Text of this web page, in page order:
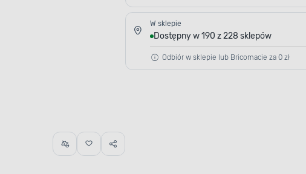
W sklepie
Dostępny w 190 z 228 sklepów
Odbiór w sklepie lub Bricomacie za 0 zł